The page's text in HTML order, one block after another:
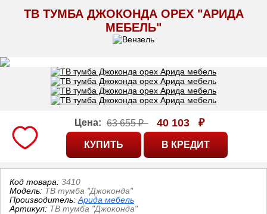
ТВ ТУМБА ДЖОКОНДА ОРЕХ "АРИДА
МЕБЕЛЬ"
Цена: 63 655 ₽ 40 103 ₽
Код товара: 3410
Модель: ТВ тумба "Джоконда"
Производитель: Арида мебель
Артикул: ТВ тумба "Джоконда"